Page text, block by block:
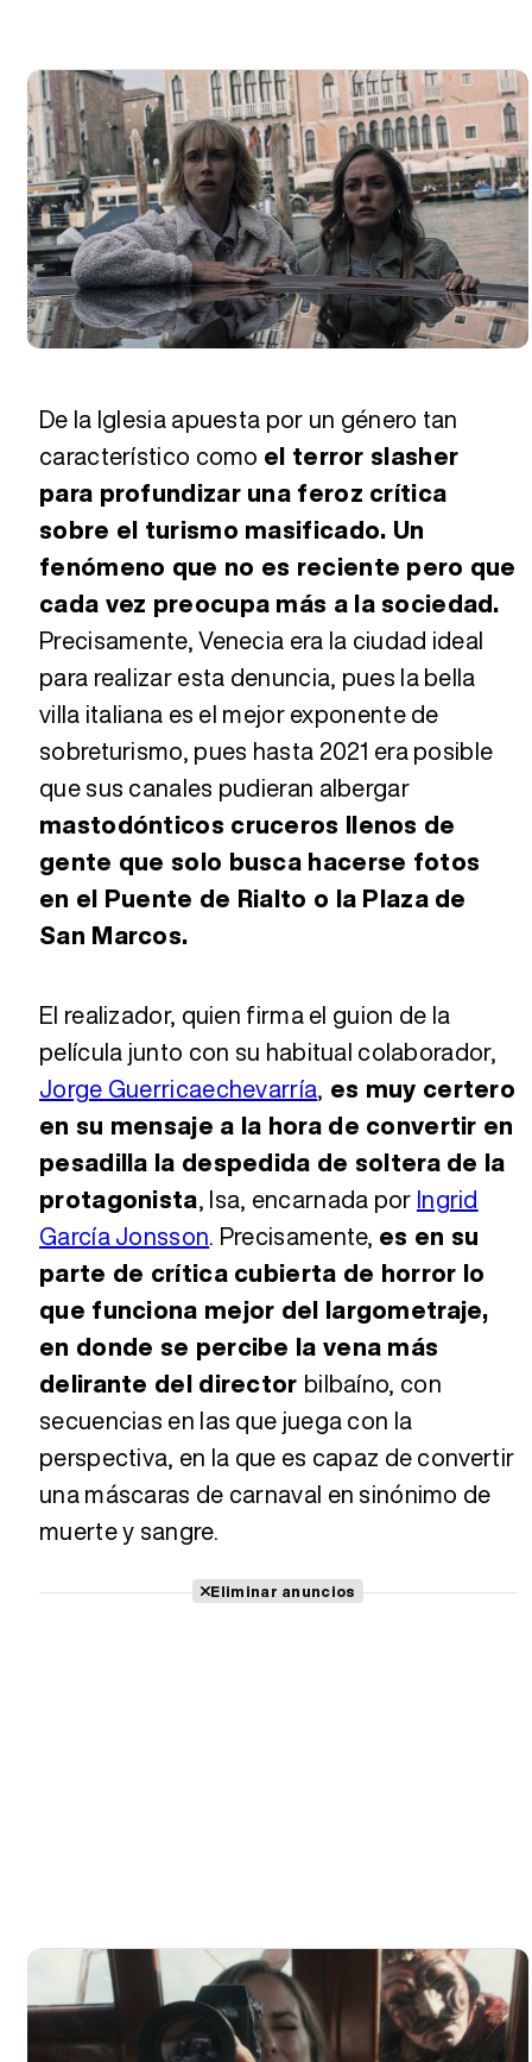
De la Iglesia apuesta por un género tan
característico como el terror slasher
para profundizar una feroz crítica
sobre el turismo masificado. Un
fenómeno que no es reciente pero que
cada vez preocupa más a la sociedad.
Precisamente, Venecia era la ciudad ideal
para realizar esta denuncia, pues la bella
villa italiana es el mejor exponente de
sobreturismo, pues hasta 2021 era posible
que sus canales pudieran albergar
mastodónticos cruceros llenos de
gente que solo busca hacerse fotos
en el Puente de Rialto o la Plaza de
San Marcos.
El realizador, quien firma el guion de la
película junto con su habitual colaborador,
Jorge Guerricaechevarría, es muy certero
en su mensaje a la hora de convertir en
pesadilla la despedida de soltera de la
protagonista, Isa, encarnada por Ingrid
García Jonsson. Precisamente, es en su
parte de crítica cubierta de horror lo
que funciona mejor del largometraje,
en donde se percibe la vena más
delirante del director bilbaíno, con
secuencias en las que juega con la
perspectiva, en la que es capaz de convertir
una máscaras de carnaval en sinónimo de
muerte y sangre.
Eliminar anuncios